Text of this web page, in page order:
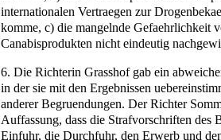
internationalen Vertraegen zur
komme, c) die mangelnde Gefaehrlichkeit
Canabisprodukten nicht eindeutig
6. Die Richterin Grasshof gab ein
in der sie mit den Ergebnissen
anderer Begruendungen. Der Richter
Auffassung, dass die Strafvorschriften des
Einfuhr, die Durchfuhr, den Erwerb und